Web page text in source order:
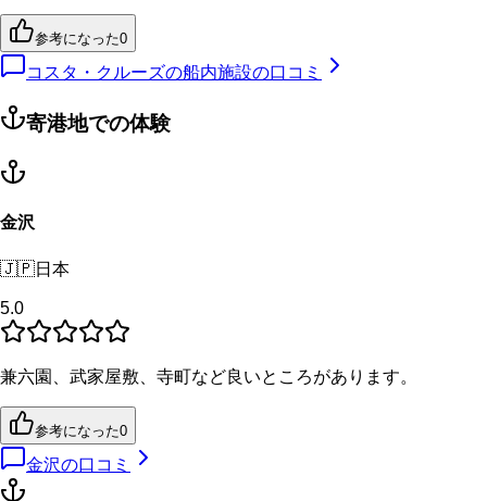
参考になった0
コスタ・クルーズの船内施設の口コミ
寄港地での体験
金沢
🇯🇵日本
5.0
兼六園、武家屋敷、寺町など良いところがあります。
参考になった0
金沢の口コミ